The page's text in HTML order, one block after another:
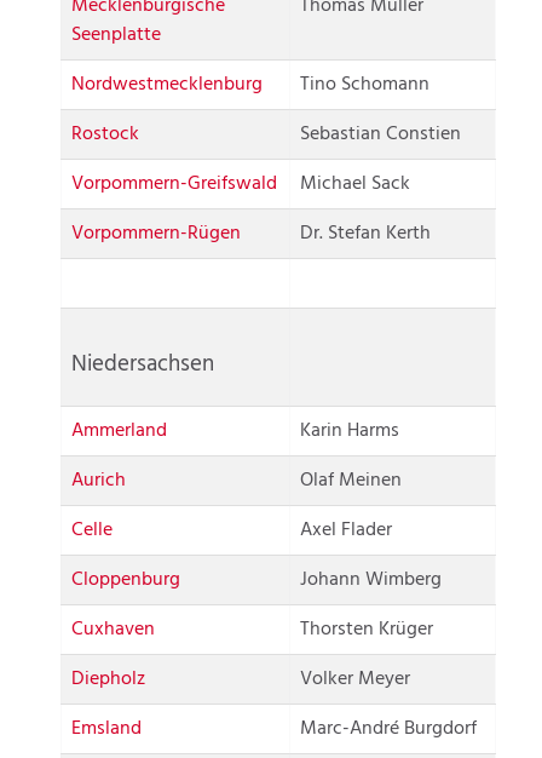
Seenplatte
Nordwestmecklenburg
Tino Schomann
Rostock
Sebastian Constien
Vorpommern-Greifswald
Michael Sack
Vorpommern-Rügen
Dr. Stefan Kerth
Niedersachsen
Ammerland
Karin Harms
Aurich
Olaf Meinen
Celle
Axel Flader
Cloppenburg
Johann Wimberg
Cuxhaven
Thorsten Krüger
Diepholz
Volker Meyer
Emsland
Marc-André Burgdorf